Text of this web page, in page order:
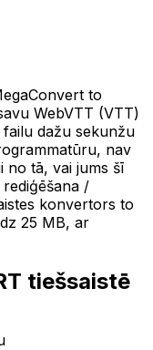
to
WebVTT (VTT)
dažu sekunžu
nav
no tā, vai jums šī
/
konvertors to
25 MB, ar
tiešsaistē